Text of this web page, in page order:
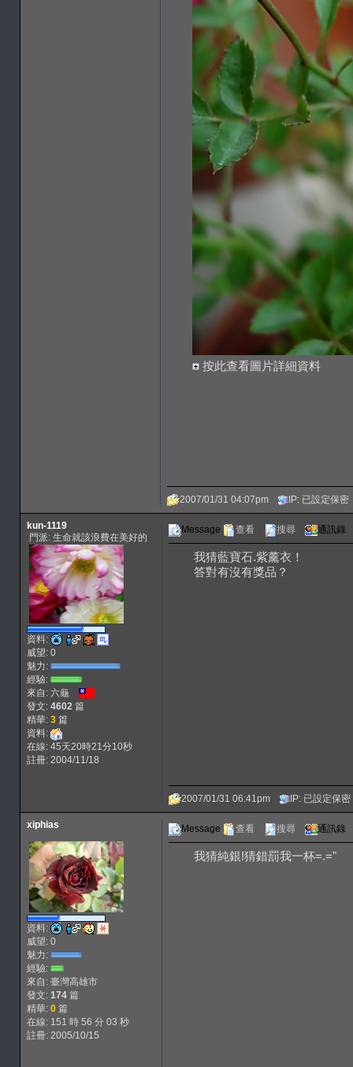
按此查看圖片詳細資料
2007/01/31 04:07pm IP: 已設定保密
kun-1119
門派: 生命就該浪費在美好的
資料:
威望: 0
魅力:
經驗:
來自: 六龜
發文: 4602篇
精華: 3篇
資料:
在線: 45天20時21分10秒
註冊: 2004/11/18
Message 查看 搜尋 通訊錄
我猜藍寶石.紫薰衣！
答對有沒有獎品？
2007/01/31 06:41pm IP: 已設定保密
xiphias
資料:
威望: 0
魅力:
經驗:
來自: 臺灣高雄市
發文: 174篇
精華: 0篇
在線: 151 時 56 分 03 秒
註冊: 2005/10/15
Message 查看 搜尋 通訊錄
我猜純銀!猜錯罰我一杯=.="